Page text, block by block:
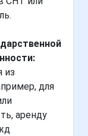
из
для
аренду